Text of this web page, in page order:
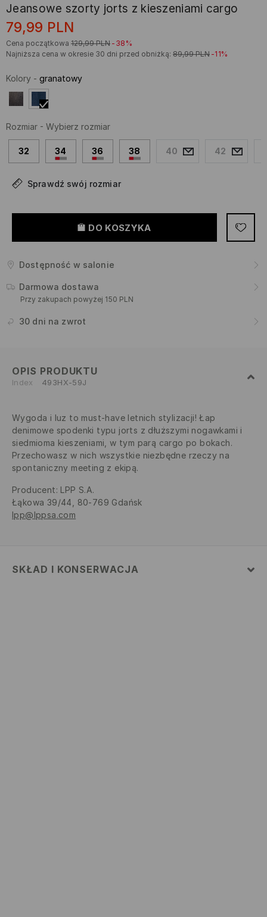
Jeansowe szorty jorts z kieszeniami cargo
79,99 PLN
Cena początkowa 129,99 PLN -38%
Najniższa cena w okresie 30 dni przed obniżką: 89,99 PLN -11%
Kolory - granatowy
Rozmiar - Wybierz rozmiar
32 34 36 38 40 42
Sprawdź swój rozmiar
DO KOSZYKA
Dostępność w salonie
Darmowa dostawa
Przy zakupach powyżej 150 PLN
30 dni na zwrot
OPIS PRODUKTU
Index 493HX-59J
Wygoda i luz to must-have letnich stylizacji! Łap
denimowe spodenki typu jorts z dłuższymi nogawkami i
siedmioma kieszeniami, w tym parą cargo po bokach.
Przechowasz w nich wszystkie niezbędne rzeczy na
spontaniczny meeting z ekipą.
Producent: LPP S.A.
Łąkowa 39/44, 80-769 Gdańsk
lpp@lppsa.com
SKŁAD I KONSERWACJA